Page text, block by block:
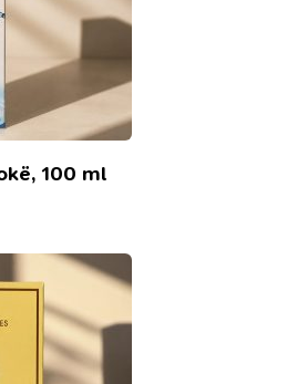
100 ml